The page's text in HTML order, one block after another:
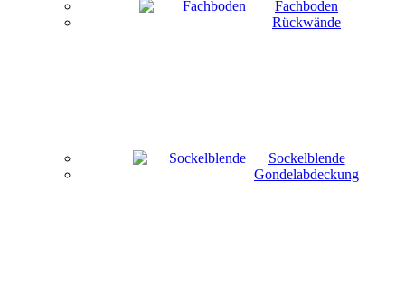
Fachboden
Rückwände
Sockelblende
Gondelabdeckung